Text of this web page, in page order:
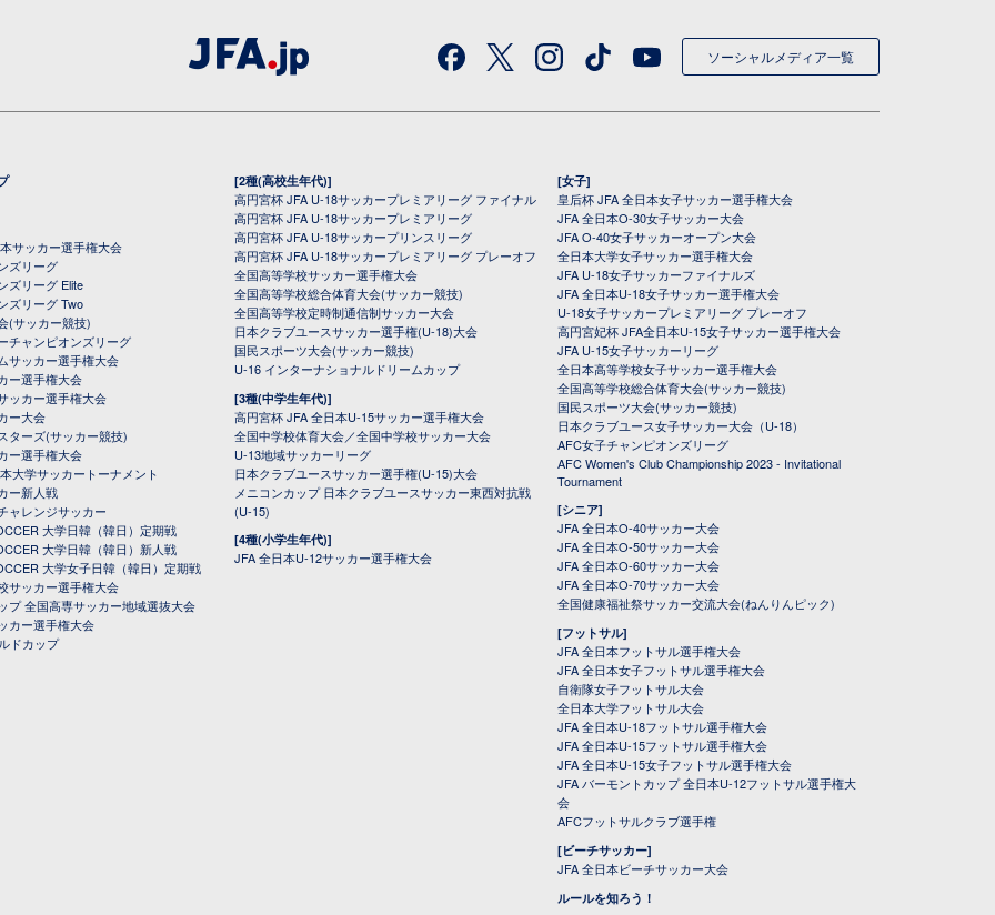
ソーシャルメディア一覧
サッカー選手権大会
ズリーグ
ズリーグ Elite
ズリーグ Two
(サッカー競技)
チャンピオンズリーグ
サッカー選手権大会
ー選手権大会
ッカー選手権大会
ー大会
ターズ(サッカー競技)
ー選手権大会
大学サッカートーナメント
ー新人戦
ャレンジサッカー
大学日韓（韓日）定期戦
大学日韓（韓日）新人戦
大学女子日韓（韓日）定期戦
サッカー選手権大会
プ 全国高専サッカー地域選抜大会
カー選手権大会
ドカップ
[2種(高校生年代)]
高円宮杯 JFA U-18サッカープレミアリーグ ファイナル
高円宮杯 JFA U-18サッカープレミアリーグ
高円宮杯 JFA U-18サッカープリンスリーグ
高円宮杯 JFA U-18サッカープレミアリーグ プレーオフ
全国高等学校サッカー選手権大会
全国高等学校総合体育大会(サッカー競技)
全国高等学校定時制通信制サッカー大会
日本クラブユースサッカー選手権(U-18)大会
国民スポーツ大会(サッカー競技)
U-16 インターナショナルドリームカップ
[3種(中学生年代)]
高円宮杯 JFA 全日本U-15サッカー選手権大会
全国中学校体育大会／全国中学校サッカー大会
U-13地域サッカーリーグ
日本クラブユースサッカー選手権(U-15)大会
メニコンカップ 日本クラブユースサッカー東西対抗戦
(U-15)
[4種(小学生年代)]
JFA 全日本U-12サッカー選手権大会
[女子]
皇后杯 JFA 全日本女子サッカー選手権大会
JFA 全日本O-30女子サッカー大会
JFA O-40女子サッカーオープン大会
全日本大学女子サッカー選手権大会
JFA U-18女子サッカーファイナルズ
JFA 全日本U-18女子サッカー選手権大会
U-18女子サッカープレミアリーグ プレーオフ
高円宮妃杯 JFA全日本U-15女子サッカー選手権大会
JFA U-15女子サッカーリーグ
全日本高等学校女子サッカー選手権大会
全国高等学校総合体育大会(サッカー競技)
国民スポーツ大会(サッカー競技)
日本クラブユース女子サッカー大会（U-18）
AFC女子チャンピオンズリーグ
AFC Women's Club Championship 2023 - Invitational
Tournament
[シニア]
JFA 全日本O-40サッカー大会
JFA 全日本O-50サッカー大会
JFA 全日本O-60サッカー大会
JFA 全日本O-70サッカー大会
全国健康福祉祭サッカー交流大会(ねんりんピック)
[フットサル]
JFA 全日本フットサル選手権大会
JFA 全日本女子フットサル選手権大会
自衛隊女子フットサル大会
全日本大学フットサル大会
JFA 全日本U-18フットサル選手権大会
JFA 全日本U-15フットサル選手権大会
JFA 全日本U-15女子フットサル選手権大会
JFA バーモントカップ 全日本U-12フットサル選手権大
会
AFCフットサルクラブ選手権
[ビーチサッカー]
JFA 全日本ビーチサッカー大会
ルールを知ろう！